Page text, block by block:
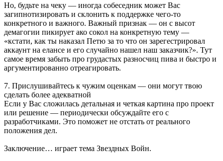
Но, будьте на чеку — иногда собеседник может Вас
загипнотизировать и склонить к поддержке чего-то
конкретного и важного. Важный признак — он с высот
демагогии пикирует ако сокол на конкретную тему —
«кстати, как ты наказал Петю за то что он зарегестрировал
аккаунт на елансе и его случайно нашел наш заказчик?». Тут
самое время забыть про грудастых разносчиц пива и быстро и
аргументированно отреагировать.
7. Прислушивайтесь к чужим оценкам — они могут твою
сделать более адекватной
Если у Вас сложилась детальная и четкая картина про проект
или решение — периодически обсуждайте его с
разработчиками. Это поможет не отстать от реального
положения дел.
Заключение… играет тема Звездных Войн.